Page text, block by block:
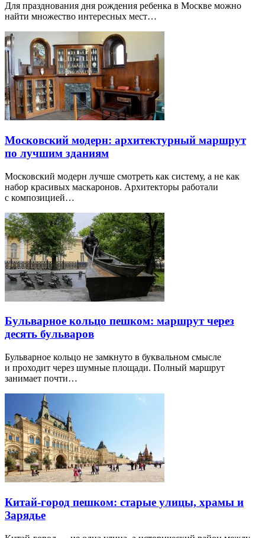
Для празднования дня рождения ребенка в Москве можно
найти множество интересных мест…
Московский модерн: архитектурный маршрут
по лучшим зданиям
Московский модерн лучше смотреть как систему, а не как
набор красивых маскаронов. Архитекторы работали
с композицией…
Бульварное кольцо пешком: маршрут через
десять бульваров
Бульварное кольцо не замкнуто в буквальном смысле
и проходит через шумные площади. Полный маршрут
занимает почти…
Китай-город пешком: старые улицы, храмы и
Зарядье